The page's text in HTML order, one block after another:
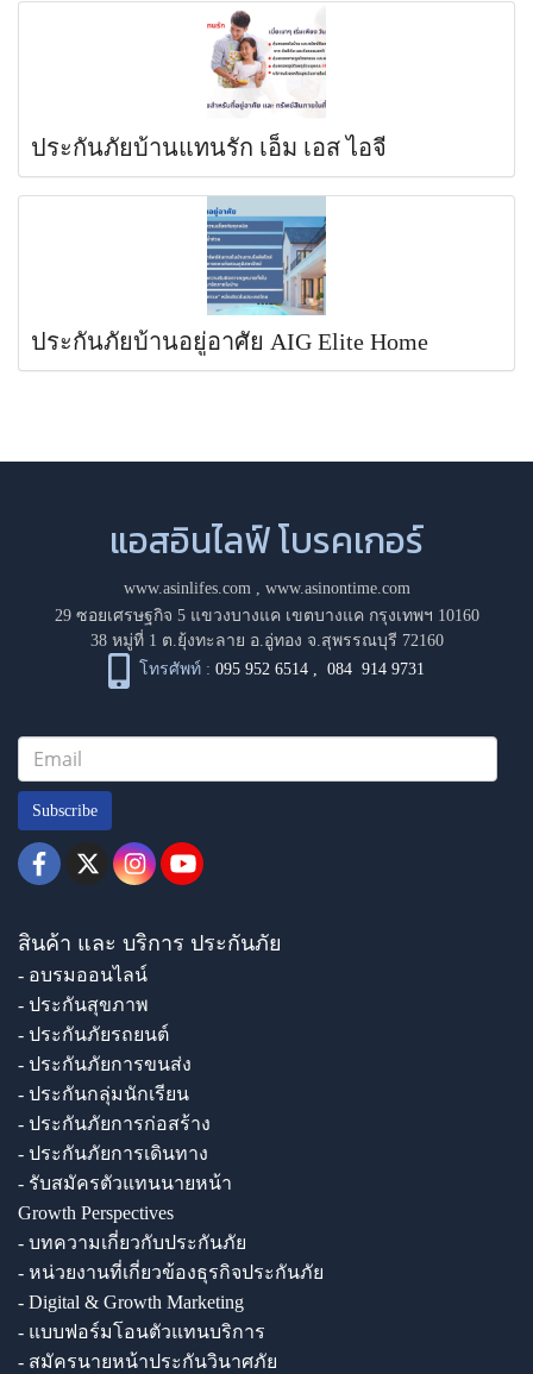
ประกันภัยบ้านแทนรัก เอ็ม เอส ไอจี
ประกันภัยบ้านอยู่อาศัย AIG Elite Home
แอสอินไลฟ์ โบรคเกอร์
www.asinlifes.com, www.asinontime.com
29 ซอยเศรษฐกิจ 5 แขวงบางแค เขตบางแค กรุงเทพฯ 10160
38 หมู่ที่ 1 ต.ยุ้งทะลาย อ.อู่ทอง จ.สุพรรณบุรี 72160
โทรศัพท์ : 095 952 6514 ,084 914 9731
Subscribe
สินค้า และ บริการ ประกันภัย
- อบรมออนไลน์
- ประกันสุขภาพ
- ประกันภัยรถยนต์
- ประกันภัยการขนส่ง
- ประกันกลุ่มนักเรียน
- ประกันภัยการก่อสร้าง
- ประกันภัยการเดินทาง
- รับสมัครตัวแทนนายหน้า
Growth Perspectives
- บทความเกี่ยวกับประกันภัย
- หน่วยงานที่เกี่ยวข้องธุรกิจประกันภัย
- Digital & Growth Marketing
- แบบฟอร์มโอนตัวแทนบริการ
- สมัครนายหน้าประกันวินาศภัย